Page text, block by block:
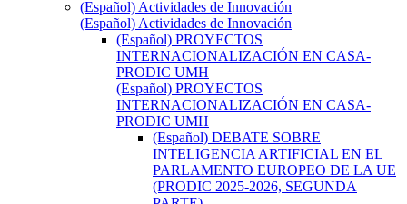
(Español) Actividades de Innovación
(Español) Actividades de Innovación
(Español) PROYECTOS
INTERNACIONALIZACIÓN EN CASA-
PRODIC UMH
(Español) PROYECTOS
INTERNACIONALIZACIÓN EN CASA-
PRODIC UMH
(Español) DEBATE SOBRE
INTELIGENCIA ARTIFICIAL EN EL
PARLAMENTO EUROPEO DE LA UE
(PRODIC 2025-2026, SEGUNDA